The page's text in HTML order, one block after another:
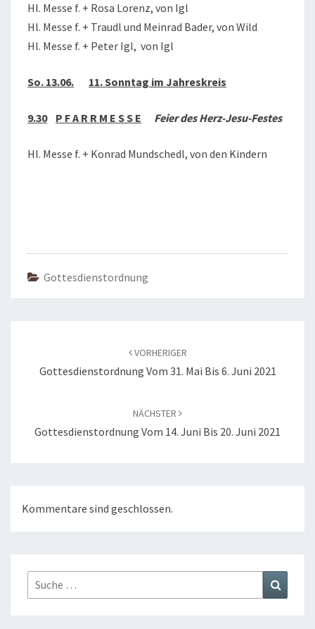
Hl. Messe f. + Rosa Lorenz, von Igl
Hl. Messe f. + Traudl und Meinrad Bader, von Wild
Hl. Messe f. + Peter Igl, von Igl
So. 13.06. 11. Sonntag im Jahreskreis
9.30 P F A R R M E S S E Feier des Herz-Jesu-Festes
Hl. Messe f. + Konrad Mundschedl, von den Kindern
Gottesdienstordnung
VORHERIGER
Gottesdienstordnung Vom 31. Mai Bis 6. Juni 2021
NÄCHSTER
Gottesdienstordnung Vom 14. Juni Bis 20. Juni 2021
Kommentare sind geschlossen.
Suche
nach: